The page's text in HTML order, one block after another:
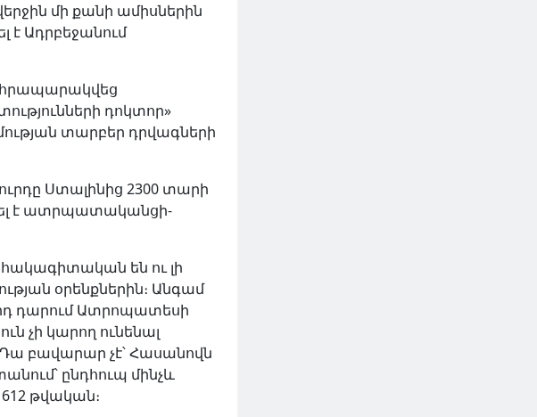
մի քանի ամիսներին
է Ադրբեջանում
հրապարակվեց
դոկտոր»
տարբեր դրվագների
Ստալինից 2300 տարի
է ատրպատականցի-
հակագիտական են ու լի
օրենքներին։ Անգամ
դարում Ատրոպատեսի
չի կարող ունենալ
բավարար չէ՝ Հասանովն
ընդհուպ մինչև
թվական։